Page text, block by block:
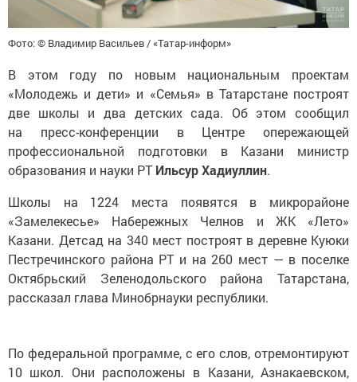
Фото: © Владимир Васильев / «Татар-информ»
В этом году по новым национальным проектам
«Молодежь и дети» и «Семья» в Татарстане построят
две школы и два детских сада. Об этом сообщил
на пресс-конференции в Центре опережающей
профессиональной подготовки в Казани министр
образования и науки РТ Ильсур Хадиуллин.
Школы на 1224 места появятся в микрорайоне
«Замелекесье» Набережных Челнов и ЖК «Лето»
Казани. Детсад на 340 мест построят в деревне Куюки
Пестречинского района РТ и на 260 мест — в поселке
Октябрьский Зеленодольского района Татарстана,
рассказал глава Минобрнауки республики.
По федеральной программе, с его слов, отремонтируют
10 школ. Они расположены в Казани, Азнакаевском,